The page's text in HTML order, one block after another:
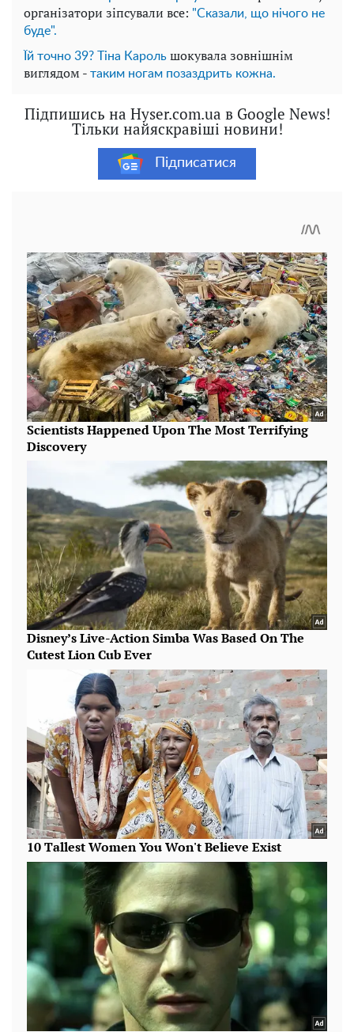
організатори зіпсували все: "Сказали, що нічого не
буде".
Їй точно 39? Тіна Кароль шокувала зовнішнім
виглядом - таким ногам позаздрить кожна.
Підпишись на Hyser.com.ua в Google News!
Тільки найяскравіші новини!
Підписатися